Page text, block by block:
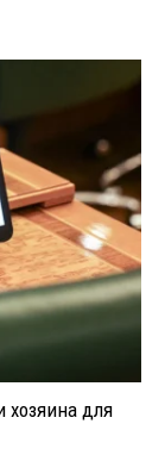
хозяина для